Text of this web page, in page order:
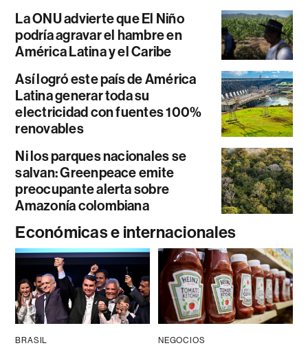
La ONU advierte que El Niño
podría agravar el hambre en
América Latina y el Caribe
Así logró este país de América
Latina generar toda su
electricidad con fuentes 100%
renovables
Ni los parques nacionales se
salvan: Greenpeace emite
preocupante alerta sobre
Amazonía colombiana
Económicas e internacionales
BRASIL NEGOCIOS